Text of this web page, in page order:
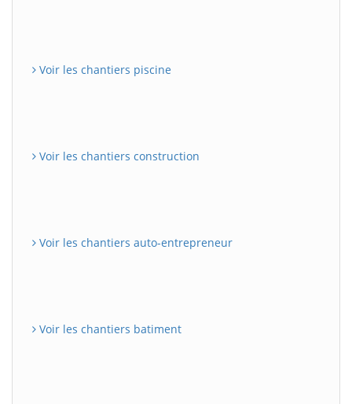
Voir les chantiers piscine
Voir les chantiers construction
Voir les chantiers auto-entrepreneur
Voir les chantiers batiment